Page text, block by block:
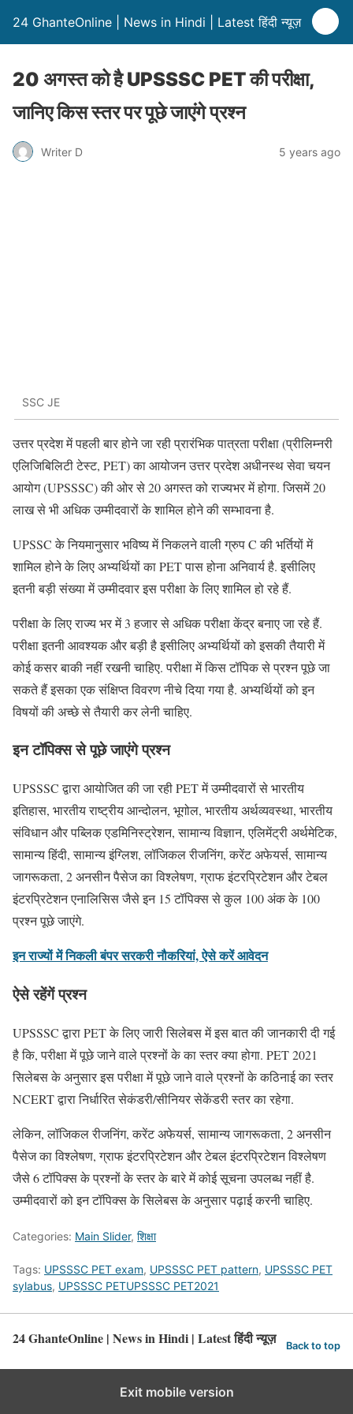
24 GhanteOnline | News in Hindi | Latest हिंदी न्यूज़
20 अगस्त को है UPSSSC PET की परीक्षा,
जानिए किस स्तर पर पूछे जाएंगे प्रश्न
Writer D 5 years ago
SSC JE
उत्तर प्रदेश में पहली बार होने जा रही प्रारंभिक पात्रता परीक्षा (प्रीलिम्नरी
एलिजिबिलिटी टेस्ट, PET) का आयोजन उत्तर प्रदेश अधीनस्थ सेवा चयन
आयोग (UPSSSC) की ओर से 20 अगस्त को राज्यभर में होगा. जिसमें 20
लाख से भी अधिक उम्मीदवारों के शामिल होने की सम्भावना है.
UPSSC के नियमानुसार भविष्य में निकलने वाली ग्रुप C की भर्तियों में
शामिल होने के लिए अभ्यर्थियों का PET पास होना अनिवार्य है. इसीलिए
इतनी बड़ी संख्या में उम्मीदवार इस परीक्षा के लिए शामिल हो रहे हैं.
परीक्षा के लिए राज्य भर में 3 हजार से अधिक परीक्षा केंद्र बनाए जा रहे हैं.
परीक्षा इतनी आवश्यक और बड़ी है इसीलिए अभ्यर्थियों को इसकी तैयारी में
कोई कसर बाकी नहीं रखनी चाहिए. परीक्षा में किस टॉपिक से प्रश्न पूछे जा
सकते हैं इसका एक संक्षिप्त विवरण नीचे दिया गया है. अभ्यर्थियों को इन
विषयों की अच्छे से तैयारी कर लेनी चाहिए.
इन टॉपिक्स से पूछे जाएंगे प्रश्न
UPSSSC द्वारा आयोजित की जा रही PET में उम्मीदवारों से भारतीय
इतिहास, भारतीय राष्ट्रीय आन्दोलन, भूगोल, भारतीय अर्थव्यवस्था, भारतीय
संविधान और पब्लिक एडमिनिस्ट्रेशन, सामान्य विज्ञान, एलिमेंट्री अर्थमेटिक,
सामान्य हिंदी, सामान्य इंग्लिश, लॉजिकल रीजनिंग, करेंट अफेयर्स, सामान्य
जागरूकता, 2 अनसीन पैसेज का विश्लेषण, ग्राफ इंटरप्रिटेशन और टेबल
इंटरप्रिटेशन एनालिसिस जैसे इन 15 टॉपिक्स से कुल 100 अंक के 100
प्रश्न पूछे जाएंगे.
इन राज्यों में निकली बंपर सरकरी नौकरियां, ऐसे करें आवेदन
ऐसे रहेंगें प्रश्न
UPSSSC द्वारा PET के लिए जारी सिलेबस में इस बात की जानकारी दी गई
है कि, परीक्षा में पूछे जाने वाले प्रश्नों के का स्तर क्या होगा. PET 2021
सिलेबस के अनुसार इस परीक्षा में पूछे जाने वाले प्रश्नों के कठिनाई का स्तर
NCERT द्वारा निर्धारित सेकंडरी/सीनियर सेकेंडरी स्तर का रहेगा.
लेकिन, लॉजिकल रीजनिंग, करेंट अफेयर्स, सामान्य जागरूकता, 2 अनसीन
पैसेज का विश्लेषण, ग्राफ इंटरप्रिटेशन और टेबल इंटरप्रिटेशन विश्लेषण
जैसे 6 टॉपिक्स के प्रश्नों के स्तर के बारे में कोई सूचना उपलब्ध नहीं है.
उम्मीदवारों को इन टॉपिक्स के सिलेबस के अनुसार पढ़ाई करनी चाहिए.
Categories: Main Slider, शिक्षा
Tags: UPSSSC PET exam, UPSSSC PET pattern, UPSSSC PET
sylabus, UPSSSC PETUPSSSC PET2021
24 GhanteOnline | News in Hindi | Latest हिंदी न्यूज़ Back to top
Exit mobile version